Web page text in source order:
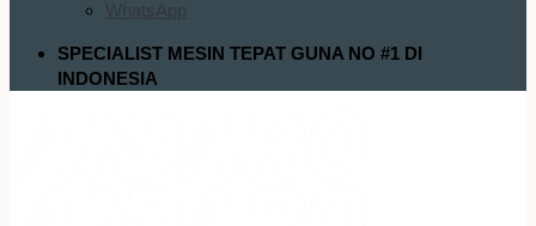
SPECIALIST MESIN TEPAT GUNA NO #1 DI
INDONESIA